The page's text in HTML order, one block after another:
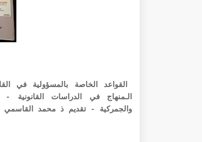
القواعد الخاصة بالمسؤولية في
الـمنهاج في الدراسات
والجمركية - تقديم ذ محمد القاسمي